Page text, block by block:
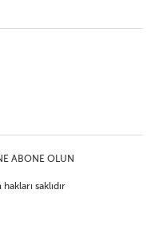
ABONE OLUN
saklıdır